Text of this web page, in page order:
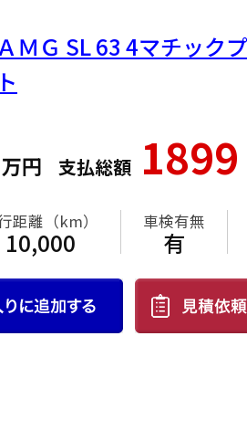
ＭＧ SL 63 4マチック
万円 支払総額 1899
距離（km）
10,000
車検有無
有